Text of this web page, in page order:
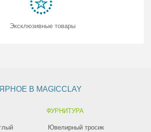
Эксклюзивные товары
В MAGICCLAY
ФУРНИТУРА
Ювелирный тросик